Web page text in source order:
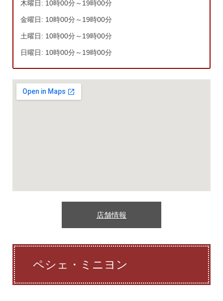
木曜日: 10時00分～19時00分
金曜日: 10時00分～19時00分
土曜日: 10時00分～19時00分
日曜日: 10時00分～19時00分
店舗情報
ペシェ・ミニヨン